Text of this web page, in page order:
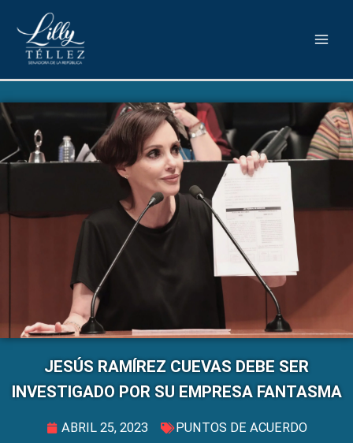
JESÚS RAMÍREZ CUEVAS DEBE SER
INVESTIGADO POR SU EMPRESA FANTASMA
ABRIL 25, 2023 PUNTOS DE ACUERDO